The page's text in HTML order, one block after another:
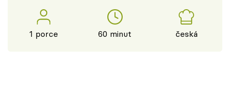
1 porce 60 minut česká